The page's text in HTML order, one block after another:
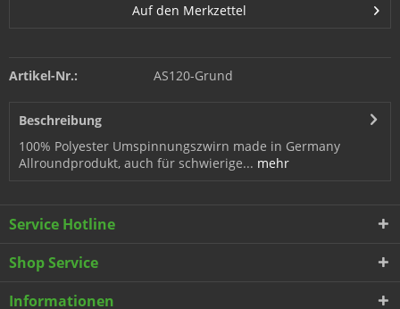
Auf den Merkzettel
Artikel-Nr.: AS120-Grund
Beschreibung
100% Polyester Umspinnungszwirn made in Germany
Allroundprodukt, auch für schwierige... mehr
Service Hotline
Shop Service
Informationen